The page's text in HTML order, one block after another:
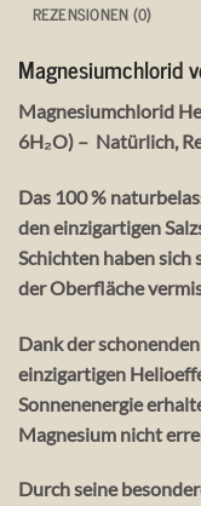
REZENSIONEN (0)
Magnesiumchlorid
Magnesiumchlorid
6H₂O) – Natürlich,
Das 100 %
den einzigartigen
Schichten haben
der Oberfläche
Dank der schonenden
einzigartigen
Sonnenenergie
Magnesium nicht
Durch seine